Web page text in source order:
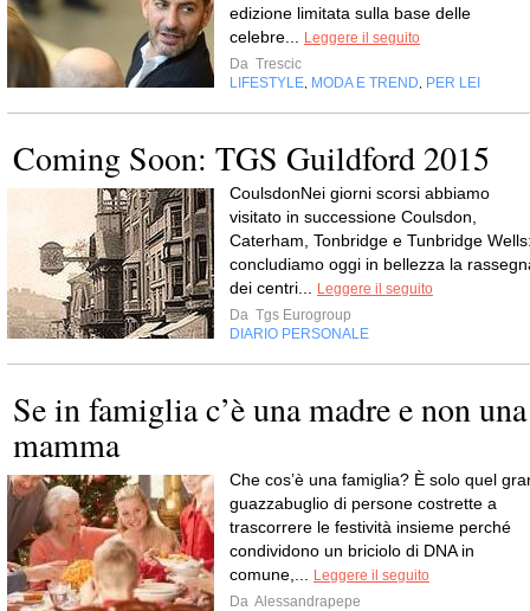
edizione limitata sulla base delle
celebre...
Leggere il seguito
Da Trescic
LIFESTYLE MODA E TREND PER LEI
Coming Soon: TGS Guildford 2015
CoulsdonNei giorni scorsi abbiamo
visitato in successione Coulsdon,
Caterham, Tonbridge e Tunbridge
concludiamo oggi in bellezza la
dei centri...
Leggere il seguito
Da Tgs Eurogroup
DIARIO PERSONALE
Se in famiglia c’è una madre e non una
mamma
Che cos’è una famiglia? È solo quel
guazzabuglio di persone costrette a
trascorrere le festività insieme perché
condividono un briciolo di DNA in
comune,...
Leggere il seguito
Da Alessandrapepe